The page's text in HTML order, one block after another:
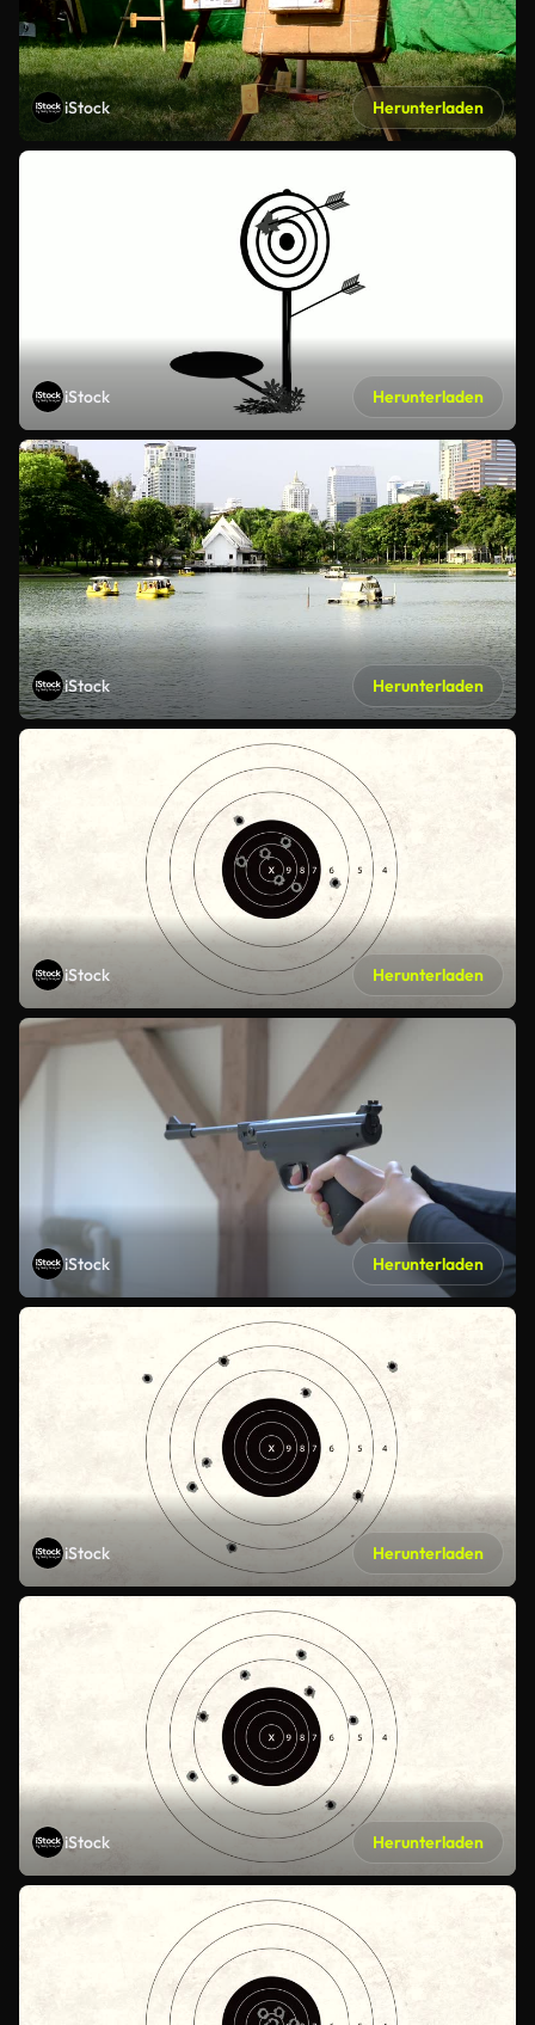
iStock Herunterladen
iStock Herunterladen
iStock Herunterladen
iStock Herunterladen
iStock Herunterladen
iStock Herunterladen
iStock Herunterladen